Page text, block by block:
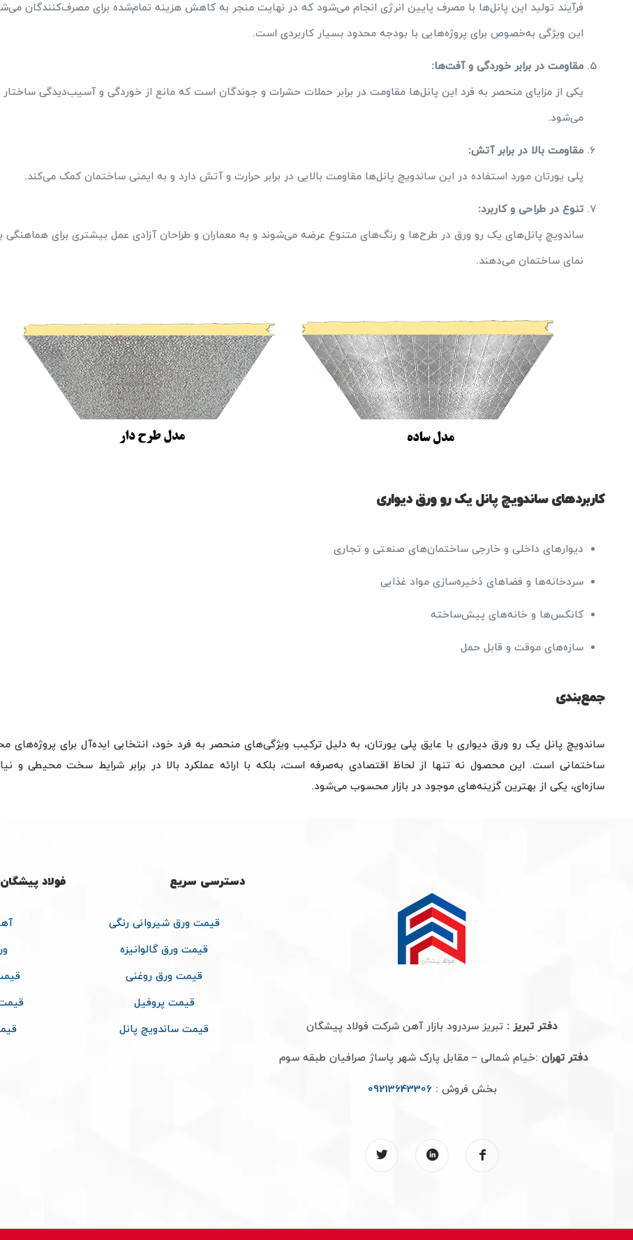
فرآیند تولید این پانل‌ها با مصرف پایین انرژی انجام می‌شود که در نهایت منجر به کاهش هزینه تمام‌شده برای مصرف‌کنندگان
این ویژگی به‌خصوص برای پروژه‌هایی با بودجه محدود بسیار کاربردی است.
مقاومت در برابر خوردگی و آفت‌ها:
یکی از مزایای منحصر به فرد این پانل‌ها مقاومت در برابر حملات حشرات و جوندگان است که مانع از خوردگی و آسیب‌دیدگی ساختار
می‌شود.
مقاومت بالا در برابر آتش:
پلی یورتان مورد استفاده در این ساندویچ پانل‌ها مقاومت بالایی در برابر حرارت و آتش دارد و به ایمنی ساختمان کمک می‌کند.
تنوع در طراحی و کاربرد:
ساندویچ پانل‌های یک رو ورق در طرح‌ها و رنگ‌های متنوع عرضه می‌شوند و به معماران و طراحان آزادی عمل بیشتری برای هماهنگی
نمای ساختمان می‌دهند.
کاربردهای ساندویچ پانل یک رو ورق دیواری
دیوارهای داخلی و خارجی ساختمان‌های صنعتی و تجاری
سردخانه‌ها و فضاهای ذخیره‌سازی مواد غذایی
کانکس‌ها و خانه‌های پیش‌ساخته
سازه‌های موقت و قابل حمل
جمع‌بندی
ساندویچ پانل یک رو ورق دیواری با عایق پلی یورتان، به دلیل ترکیب ویژگی‌های منحصر به فرد خود، انتخابی ایده‌آل برای پروژه‌های
ساختمانی است. این محصول نه تنها از لحاظ اقتصادی به‌صرفه است، بلکه با ارائه عملکرد بالا در برابر شرایط سخت محیطی و
سازه‌ای، یکی از بهترین گزینه‌های موجود در بازار محسوب می‌شود.
دفتر تبریز : تبریز سردرود بازار آهن شرکت فولاد پیشگان
دفتر تهران :خیام شمالی – مقابل پارک شهر پاساژ صرافیان طبقه سوم
بخش فروش :09213643306
دسترسی سریع
قیمت ورق شیروانی رنگی
قیمت ورق گالوانیزه
قیمت ورق روغنی
قیمت پروفیل
قیمت ساندویچ پانل
فولاد پیشگان